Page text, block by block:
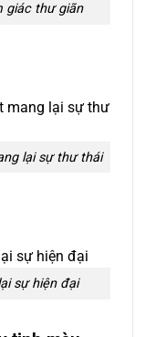
giác thư giãn
lại sự thư thái
sự hiện đại